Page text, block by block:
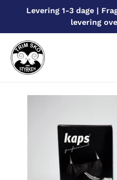
Levering 1-3 dage |
levering